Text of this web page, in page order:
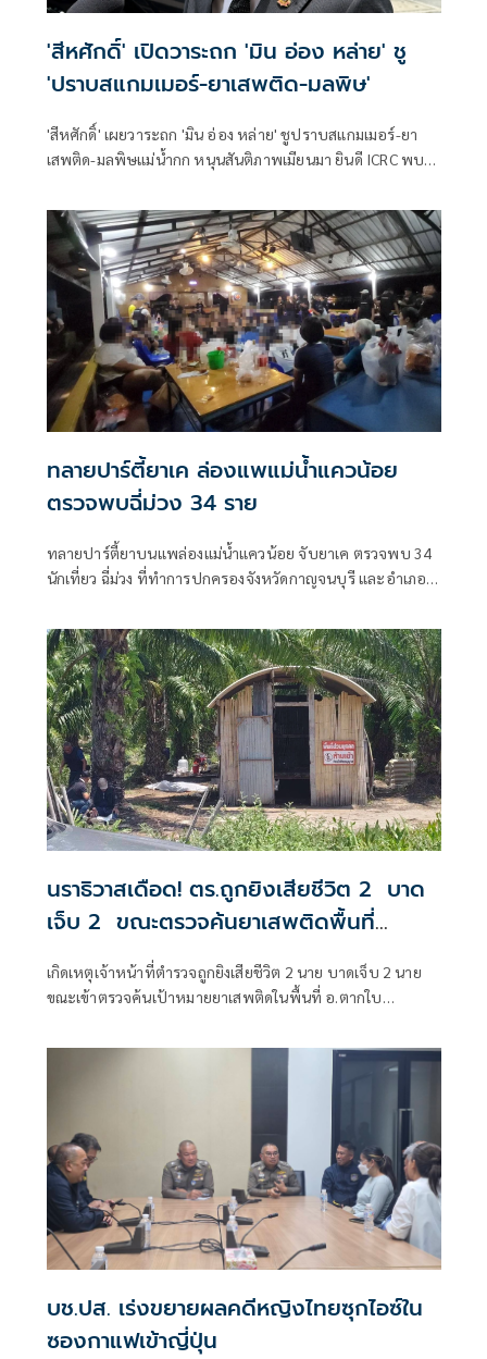
'สีหศักดิ์' เปิดวาระถก 'มิน อ่อง หล่าย' ชู
'ปราบสแกมเมอร์-ยาเสพติด-มลพิษ'
'สีหศักดิ์' เผยวาระถก 'มิน อ่อง หล่าย' ชูปราบสแกมเมอร์-ยา
เสพติด-มลพิษแม่น้ำกก หนุนสันติภาพเมียนมา ยินดี ICRC พบ
ทลายปาร์ตี้ยาเค ล่องแพแม่น้ำแควน้อย
ตรวจพบฉี่ม่วง 34 ราย
ทลายปาร์ตี้ยาบนแพล่องแม่น้ำแควน้อย จับยาเค ตรวจพบ 34
นักเที่ยว ฉี่ม่วง ที่ทำการปกครองจังหวัดกาญจนบุรี และอําเภอ
ยาเสพติด
นราธิวาสเดือด! ตร.ถูกยิงเสียชีวิต 2 บาด
เจ็บ 2 ขณะตรวจค้นยาเสพติดพื้นที่
เกิดเหตุเจ้าหน้าที่ตำรวจถูกยิงเสียชีวิต 2 นาย บาดเจ็บ 2 นาย
ขณะเข้าตรวจค้นเป้าหมายยาเสพติดในพื้นที่ อ.ตากใบ
บช.ปส. เร่งขยายผลคดีหญิงไทยซุกไอซ์ใน
ซองกาแฟเข้าญี่ปุ่น